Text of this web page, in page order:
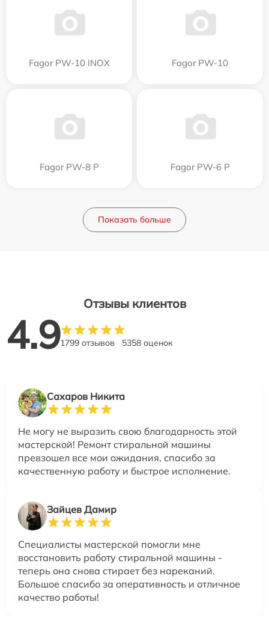
Fagor PW-10 INOX Fagor PW-10
Fagor PW-8 P Fagor PW-6 P
Показать больше
Отзывы клиентов
4.91799 отзывов 5358 оценок
Сахаров Никита
Не могу не выразить свою благодарность этой
мастерской! Ремонт стиральной машины
превзошел все мои ожидания, спасибо за
качественную работу и быстрое исполнение.
Зайцев Дамир
Специалисты мастерской помогли мне
восстановить работу стиральной машины -
теперь она снова стирает без нареканий.
Большое спасибо за оперативность и отличное
качество работы!